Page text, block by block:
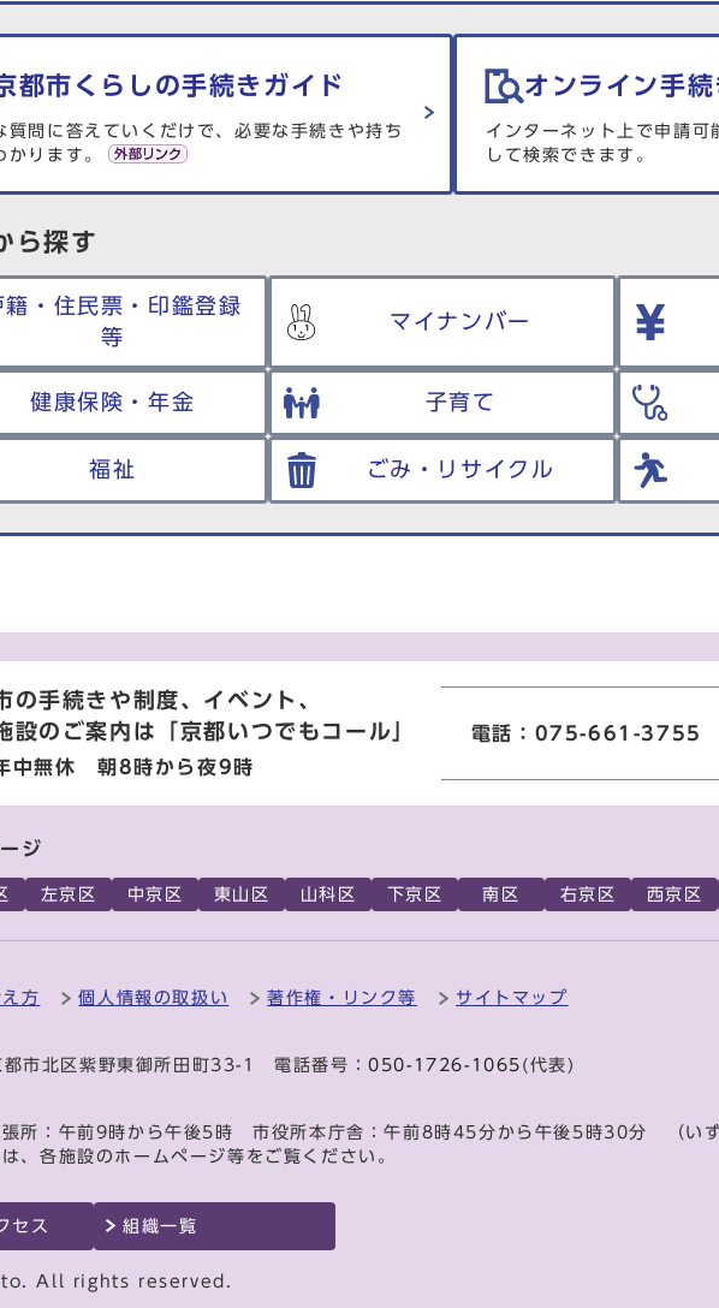
を探す
都市くらしの手続きガイド
質問に答えていくだけで、必要な手続きや持ち
かります。
オンライン手続
インターネット上で申請可
して検索できます。
ら探す
籍・住民票・印鑑登録
等
マイナンバー
健康保険・年金 子育て
福祉 ごみ・リサイクル
の手続きや制度、イベント、
設のご案内は
「京都いつでもコール」
中無休 朝8時から夜9時
電話：075-661-3755
ジ
左京区 中京区 東山区 山科区 下京区 南区 右京区 西京区
方 個人情報の取扱い 著作権・リンク等 サイトマップ
市北区紫野東御所田町33-1 電話番号：050-1726-1065 (代表)
張所：午前9時から午後5時 市役所本庁舎：午前8時45分から午後5時30分 （い
、各施設のホームページ等をご覧ください。
セス 組織一覧
All rights reserved.